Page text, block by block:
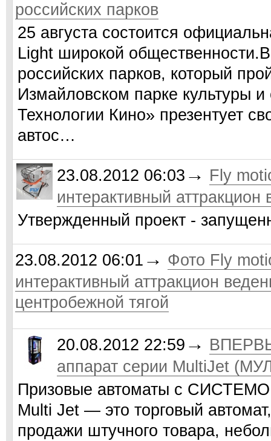
российских парков
25 августа состоится
Light широкой
российских парков, который
Измайловском парке культуры
Технологии Кино» презентует
автос…
23.08.2012 06:03 → Fly
интерактивный
Утвержденный проект -
23.08.2012 06:01 → Фото Fly
интерактивный аттракцион
центробежной тягой
20.08.2012 22:59 →
аппарат серии MultiJet
Призовые автоматы с
Multi Jet — это торговый
продажи штучного товара,